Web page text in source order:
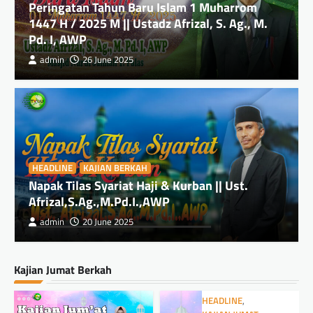
Peringatan Tahun Baru Islam 1 Muharrom
1447 H / 2025 M || Ustadz Afrizal, S. Ag., M.
Pd. I, AWP
admin 26 June 2025
HEADLINE KAJIAN BERKAH
Napak Tilas Syariat Haji & Kurban || Ust.
Afrizal,S.Ag.,M.Pd.I.,AWP
admin 20 June 2025
Kajian Jumat Berkah
HEADLINE,